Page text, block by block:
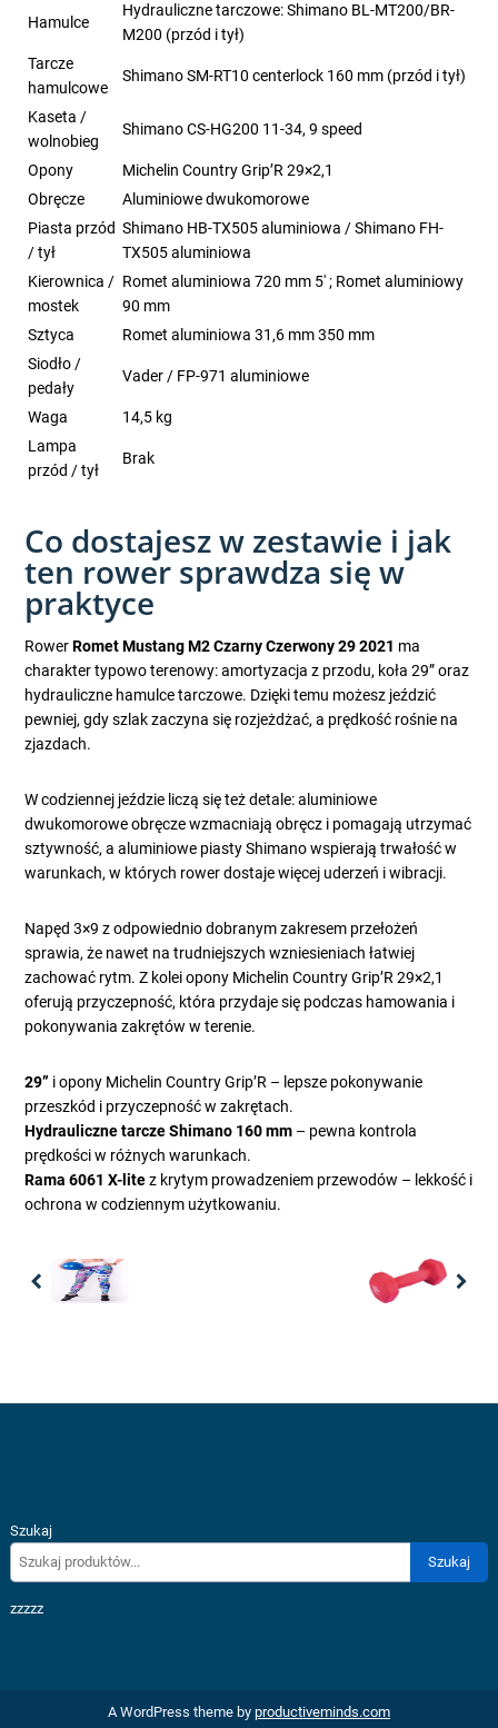
Hamulce
Hydrauliczne tarczowe: Shimano BL-MT200/BR-
M200 (przód i tył)
Tarcze
hamulcowe
Shimano SM-RT10 centerlock 160 mm (przód i tył)
Kaseta /
wolnobieg
Shimano CS-HG200 11-34, 9 speed
Opony
Michelin Country Grip’R 29×2,1
Obręcze
Aluminiowe dwukomorowe
Piasta przód
/ tył
Shimano HB-TX505 aluminiowa / Shimano FH-
TX505 aluminiowa
Kierownica /
mostek
Romet aluminiowa 720 mm 5' ; Romet aluminiowy
90 mm
Sztyca
Romet aluminiowa 31,6 mm 350 mm
Siodło /
pedały
Vader / FP-971 aluminiowe
Waga
14,5 kg
Lampa
przód / tył
Brak
Co dostajesz w zestawie i jak
ten rower sprawdza się w
praktyce
RowerRomet Mustang M2 Czarny Czerwony 29 2021 ma
charakter typowo terenowy: amortyzacja z przodu, koła 29” oraz
hydrauliczne hamulce tarczowe. Dzięki temu możesz jeździć
pewniej, gdy szlak zaczyna się rozjeżdżać, a prędkość rośnie na
zjazdach.
W codziennej jeździe liczą się też detale: aluminiowe
dwukomorowe obręcze wzmacniają obręcz i pomagają utrzymać
sztywność, a aluminiowe piasty Shimano wspierają trwałość w
warunkach, w których rower dostaje więcej uderzeń i wibracji.
Napęd 3×9 z odpowiednio dobranym zakresem przełożeń
sprawia, że nawet na trudniejszych wzniesieniach łatwiej
zachować rytm. Z kolei opony Michelin Country Grip’R 29×2,1
oferują przyczepność, która przydaje się podczas hamowania i
pokonywania zakrętów w terenie.
29” i opony Michelin Country Grip’R – lepsze pokonywanie
przeszkód i przyczepność w zakrętach.
Hydrauliczne tarcze Shimano 160 mm – pewna kontrola
prędkości w różnych warunkach.
Rama 6061 X-litez krytym prowadzeniem przewodów – lekkość i
ochrona w codziennym użytkowaniu.
Szukaj
Szukaj
zzzzz
A WordPress theme by productiveminds.com